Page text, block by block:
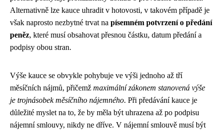
Alternativně lze kauce uhradit v hotovosti, v takovém případě je
však naprosto nezbytné trvat na písemném potvrzení o předání
peněz, které musí obsahovat přesnou částku, datum předání a
podpisy obou stran.
Výše kauce se obvykle pohybuje ve výši jednoho až tří
měsíčních nájmů, přičemž maximální zákonem stanovená výše
je trojnásobek měsíčního nájemného. Při předávání kauce je
důležité myslet na to, že by měla být uhrazena až po podpisu
nájemní smlouvy, nikdy ne dříve. V nájemní smlouvě musí být